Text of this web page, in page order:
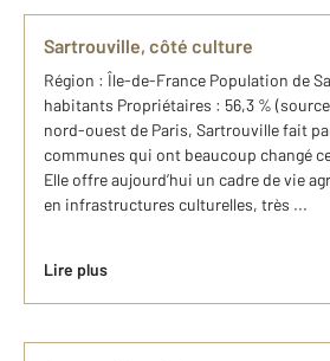
Sartrouville, côté culture
Région : Île-de-France Population de
habitants Propriétaires : 56,3 %
nord-ouest de Paris, Sartrouville fait
communes qui ont beaucoup changé
Elle offre aujourd’hui un cadre de vie
en infrastructures culturelles, très ...
Lire plus